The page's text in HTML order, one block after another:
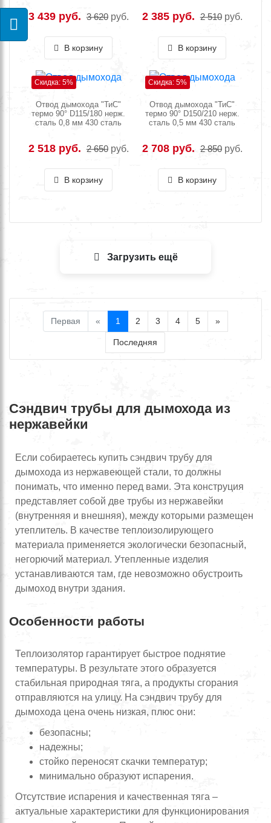
3 439 руб. 3 620 руб.
В корзину
2 385 руб. 2 510 руб.
В корзину
Скидка: 5%
Отвод дымохода "ТиС"
термо 90° D115/180 нерж.
сталь 0,8 мм 430 сталь
2 518 руб. 2 650 руб.
В корзину
Скидка: 5%
Отвод дымохода "ТиС"
термо 90° D150/210 нерж.
сталь 0,5 мм 430 сталь
2 708 руб. 2 850 руб.
В корзину
Загрузить ещё
Первая « 1 2 3 4 5 »
Последняя
Сэндвич трубы для дымохода из
нержавейки
Если собираетесь купить сэндвич трубу для
дымохода из нержавеющей стали, то должны
понимать, что именно перед вами. Эта конструция
представляет собой две трубы из нержавейки
(внутренняя и внешняя), между которыми размещен
утеплитель. В качестве теплоизолирующего
материала применяется экологически безопасный,
негорючий материал. Утепленные изделия
устанавливаются там, где невозможно обустроить
дымоход внутри здания.
Особенности работы
Теплоизолятор гарантирует быстрое поднятие
температуры. В результате этого образуется
стабильная природная тяга, а продукты сгорания
отправляются на улицу. На сэндвич трубу для
дымохода цена очень низкая, плюс они:
безопасны;
надежны;
стойко переносят скачки температур;
минимально образуют испарения.
Отсутствие испарения и качественная тяга –
актуальные характеристики для функционирования